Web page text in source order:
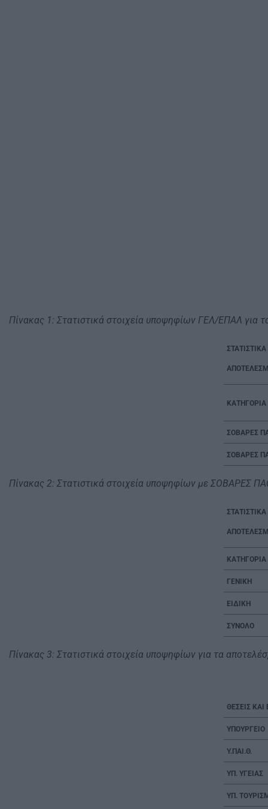
Πίνακας 1: Στατιστικά στοιχεία υποψηφίων ΓΕΛ/ΕΠΑΛ για
ΚΑΤΗΓΟΡΙΑ
ΣΟΒΑΡΕΣ
ΣΟΒΑΡΕΣ
Πίνακας 2: Στατιστικά στοιχεία υποψηφίων με ΣΟΒΑΡΕΣ
ΓΕΝΙΚΗ
ΕΙΔΙΚΗ
ΣΥΝΟΛΟ
Πίνακας 3: Στατιστικά στοιχεία υποψηφίων για τα
ΘΕΣΕΙΣ
ΥΠΟΥΡΓΕΙΟ
Υ.ΠΑΙ.Θ.
ΥΠ. ΥΓΕΙΑΣ
ΥΠ.